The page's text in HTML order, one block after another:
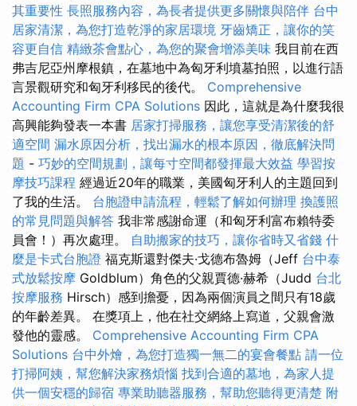
其重要性 長照服務內容，為長者提供更多關懷與陪伴 台中
居家清潔，為您打造乾淨的家居環境 牙齒矯正，讓你的笑
容更自信 精緻茶會點心，為您的聚會增添美味 我目前在西
弗吉尼亞州摩根鎮，在墓地中為匈牙利墳墓拍照，以進行語
言景觀研究和匈牙利移民的後代。 Comprehensive
Accounting Firm CPA Solutions 因此，這就是為什麼我很
高興能夠發表一本書 居家打掃服務，讓您享受清潔後的舒
適空間 漏水原因分析，找出漏水的根本原因，徹底解決問
題 - 巧妙的空間規劃，讓每寸空間都發揮最大效益 學習按
摩技巧課程 經過近20年的職業，美國匈牙利人的主題回到
了我的生活。 台胞證申請流程，輕鬆了解如何辦理 換護照
的常見問題與解答 我非常感謝命運（和匈牙利富布賴特委
員會！）再次處理。 自助搬家的技巧，讓你省時又省錢 什
麼是卡式台胞證 福克斯還對傑夫·戈德布魯姆（Jeff 台中泰
式放鬆按摩 Goldblum）角色的父親賈德·赫希（Judd 台北
按摩服務 Hirsch）感到擔憂，因為兩個演員之間只有18歲
的年齡差異。 在獎項上，他在社交網絡上寫道，父親會激
發他的靈感。 Comprehensive Accounting Firm CPA
Solutions 台中外燴，為您打造獨一無二的宴會餐點 請一位
打掃阿姨，幫您解決家務煩惱 找到合適的墓地，為家人提
供一個安穩的歸宿 專業助聽器服務，幫助您聽得更清楚 附